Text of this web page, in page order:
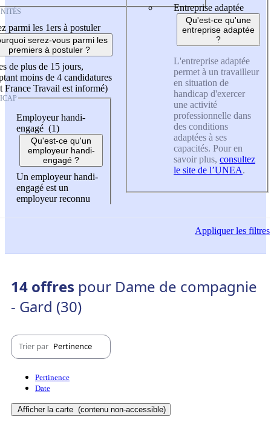
parmi les 1ers à postuler
serez-vous parmi les
premiers à postuler ?
de plus de 15 jours,
moins de 4 candidatures
France Travail est informé)
Employeur handi-
engagé (1)
Qu'est-ce qu'un
employeur handi-
engagé ?
Un employeur handi-
engagé est un
employeur reconnu
Entreprise adaptée
Qu'est-ce qu'une
entreprise adaptée
?
L'entreprise adaptée
permet à un travailleur
en situation de
handicap d'exercer
une activité
professionnelle dans
des conditions
adaptées à ses
capacités. Pour en
savoir plus, consultez
le site de l’UNEA.
Appliquerles filtres
14 offres pour Dame de compagnie
- Gard (30)
Trier par Pertinence
Pertinence
Date
Afficher la carte (contenu non-accessible)